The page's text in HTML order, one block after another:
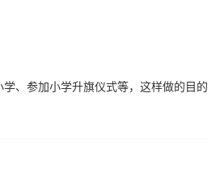
、参加小学升旗仪式等，这样做的目的